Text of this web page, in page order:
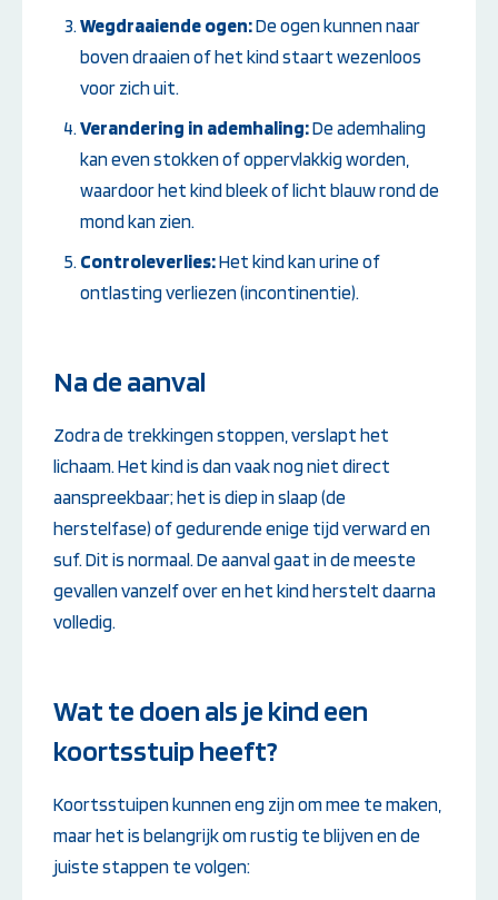
Wegdraaiende ogen:De ogen kunnen naar
boven draaien of het kind staart wezenloos
voor zich uit.
Verandering in ademhaling:De ademhaling
kan even stokken of oppervlakkig worden,
waardoor het kind bleek of licht blauw rond de
mond kan zien.
Controleverlies:Het kind kan urine of
ontlasting verliezen (incontinentie).
Na de aanval
Zodra de trekkingen stoppen, verslapt het
lichaam. Het kind is dan vaak nog niet direct
aanspreekbaar; het is diep in slaap (de
herstelfase) of gedurende enige tijd verward en
suf. Dit is normaal. De aanval gaat in de meeste
gevallen vanzelf over en het kind herstelt daarna
volledig.
Wat te doen als je kind een
koortsstuip heeft?
Koortsstuipen kunnen eng zijn om mee te maken,
maar het is belangrijk om rustig te blijven en de
juiste stappen te volgen: